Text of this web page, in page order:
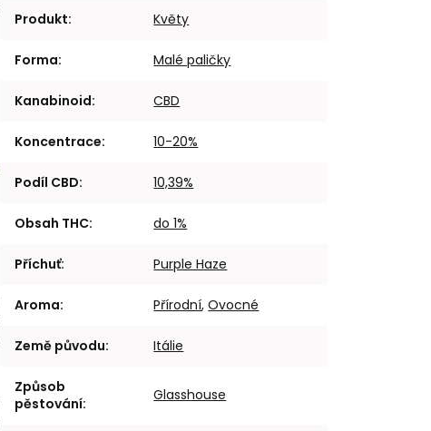
Produkt: Květy
Forma: Malé paličky
Kanabinoid: CBD
Koncentrace: 10-20%
Podíl CBD: 10,39%
Obsah THC: do 1%
Příchuť: Purple Haze
Aroma: Přírodní,Ovocné
Země původu: Itálie
Způsob
pěstování: Glasshouse